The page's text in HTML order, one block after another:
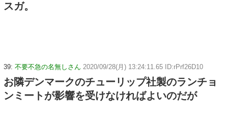
スガ。
39: 不要不急の名無しさん 2020/09/28(月) 13:24:11.65 ID:rPrf26D10
お隣デンマークのチューリップ社製のランチョ
ンミートが影響を受けなければよいのだが